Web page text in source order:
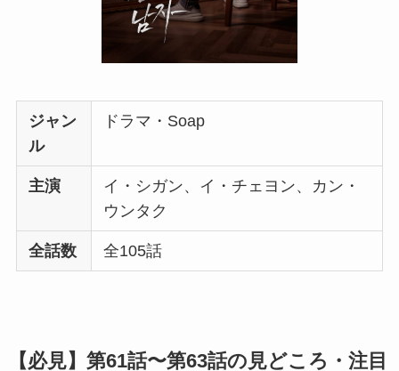
ジャン
ル
ドラマ・Soap
主演
イ・シガン、イ・チェヨン、カン・
ウンタク
全話数 全105話
【必見】第61話〜第63話の見どころ・注目